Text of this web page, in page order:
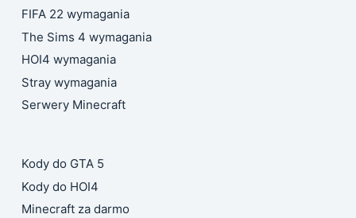
FIFA 22 wymagania
The Sims 4 wymagania
HOI4 wymagania
Stray wymagania
Serwery Minecraft
Kody do GTA 5
Kody do HOI4
Minecraft za darmo